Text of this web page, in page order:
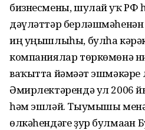
бизнесмены, шулай уҡ РФ
дәүләттәр
иң уңышлыһы, булһа
компаниялар төркөмөнә
ваҡытта йәмәғәт
Әмирлектәрендә ул 2006
һәм эшләй. Тыумышы
өлкәһендәге ҙур булмаған